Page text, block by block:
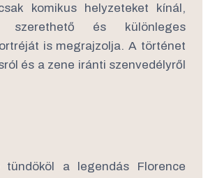
komikus helyzeteket kínál,
szerethető és különleges
is megrajzolja. A történet
és a zene iránti szenvedélyről
tündököl a legendás Florence